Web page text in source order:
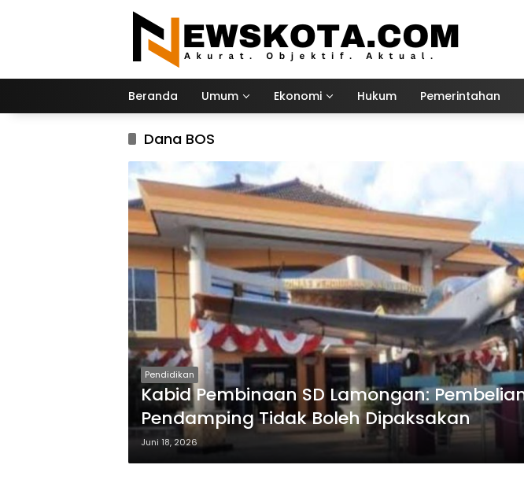
Beranda Umum Ekonomi Hukum Pemerintahan
Dana BOS
Pendidikan
Kabid Pembinaan SD Lamongan:
Pendamping Tidak Boleh Dipaksakan
Juni 18, 2026